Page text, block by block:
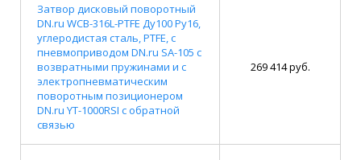
Затвор дисковый поворотный
DN.ru WCB-316L-PTFE Ду100 Ру16,
углеродистая сталь, PTFE, с
пневмоприводом DN.ru SA-105 с
возвратными пружинами и с
электропневматическим
поворотным позиционером
DN.ru YT-1000RSI с обратной
связью
269 414 руб.